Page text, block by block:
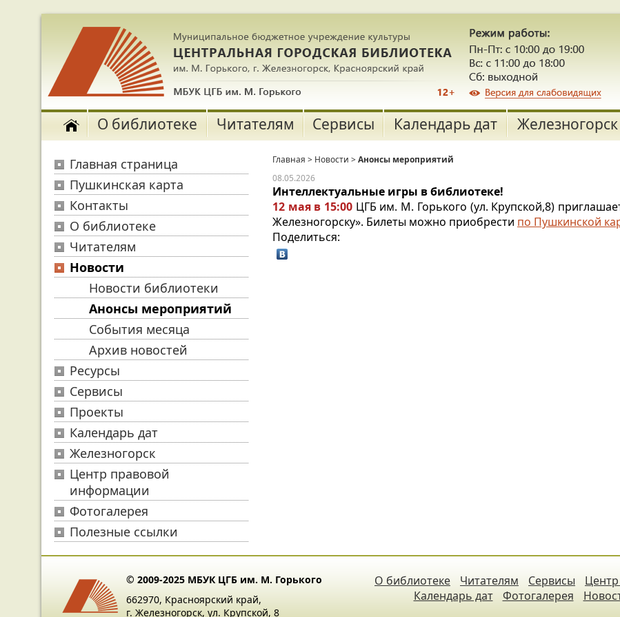
О библиотеке Читателям Сервисы Календарь дат Железногорск
Главная страница
Пушкинская карта
Контакты
О библиотеке
Читателям
Новости
Новости библиотеки
Анонсы мероприятий
События месяца
Архив новостей
Ресурсы
Сервисы
Проекты
Календарь дат
Железногорск
Центр правовой
информации
Фотогалерея
Полезные ссылки
Главная > Новости >Анонсы мероприятий
08.05.2026
Интеллектуальные игры в библиотеке!
12 мая в 15:00 ЦГБ им. М. Горького (ул. Крупской,8)
Железногорску». Билеты можно приобрести по Пушкинской
Поделиться:
© 2009-2025 МБУК ЦГБ им. М. Горького
662970, Красноярский край,
г. Железногорск, ул. Крупской, 8
О библиотеке Читателям Сервисы
Календарь дат
Фотогалерея